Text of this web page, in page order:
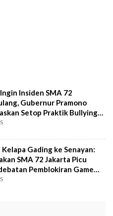
Insiden SMA 72
Gubernur Pramono
Setop Praktik Bullying
Kelapa Gading ke Senayan:
SMA 72 Jakarta Picu
Pemblokiran Game